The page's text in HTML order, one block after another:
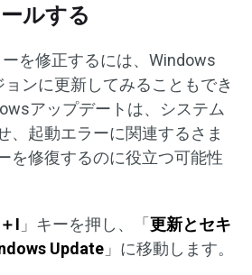
ルする
を修正するには、Windows
ョンに更新してみることもでき
アップデートは、システム
、起動エラーに関連するさま
を修復するのに役立つ可能性
I 」キーを押し、「更新とセキ
Update 」に移動します。